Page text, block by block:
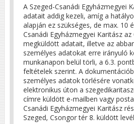
A Szeged-Csanádi Egyházmegyei
adatait addig kezeli, amíg a
alapján ez szükséges, de max. 10
Csanádi Egyházmegyei Karitász az
megküldött adatait, illetve az
személyes adatokat erre irányuló
munkanapon belül törli, a 6.3.
feltételek szerint. A
személyes adatok törlésére
elektronikus úton a
címre küldött e-mailben vagy
Csanádi Egyházmegyei Karitász
Szeged, Csongor tér 8. küldött